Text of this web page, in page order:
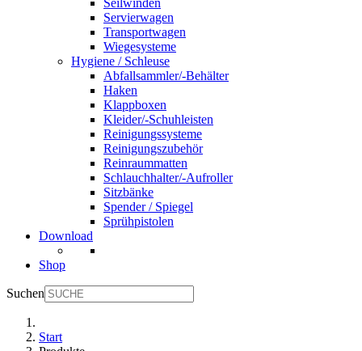
Seilwinden
Servierwagen
Transportwagen
Wiegesysteme
Hygiene / Schleuse
Abfallsammler/-Behälter
Haken
Klappboxen
Kleider/-Schuhleisten
Reinigungssysteme
Reinigungszubehör
Reinraummatten
Schlauchhalter/-Aufroller
Sitzbänke
Spender / Spiegel
Sprühpistolen
Download
Shop
Suchen
Start